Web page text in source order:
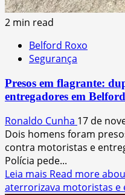
2 min read
Belford Roxo
Segurança
Presos em flagrante:
entregadores em
Ronaldo Cunha 17 de
Dois homens foram
contra motoristas e
Polícia pede...
Leia mais Read more
aterrorizava motoristas e